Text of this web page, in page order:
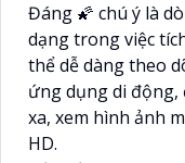
Đáng 🌠 chú ý là
dạng trong việc
thể dễ dàng theo
ứng dụng di động,
xa, xem hình ảnh
HD.